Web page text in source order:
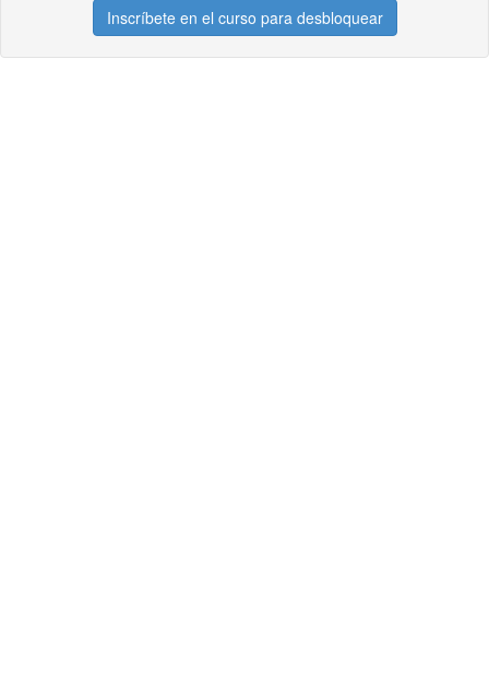
Inscríbete en el curso para desbloquear